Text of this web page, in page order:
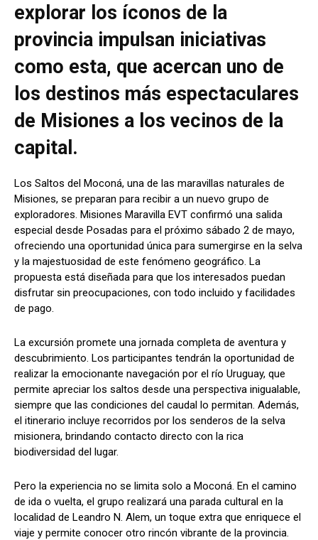
explorar los íconos de la
provincia impulsan iniciativas
como esta, que acercan uno de
los destinos más espectaculares
de Misiones a los vecinos de la
capital.
Los Saltos del Moconá, una de las maravillas naturales de
Misiones, se preparan para recibir a un nuevo grupo de
exploradores. Misiones Maravilla EVT confirmó una salida
especial desde Posadas para el próximo sábado 2 de mayo,
ofreciendo una oportunidad única para sumergirse en la selva
y la majestuosidad de este fenómeno geográfico. La
propuesta está diseñada para que los interesados puedan
disfrutar sin preocupaciones, con todo incluido y facilidades
de pago.
La excursión promete una jornada completa de aventura y
descubrimiento. Los participantes tendrán la oportunidad de
realizar la emocionante navegación por el río Uruguay, que
permite apreciar los saltos desde una perspectiva inigualable,
siempre que las condiciones del caudal lo permitan. Además,
el itinerario incluye recorridos por los senderos de la selva
misionera, brindando contacto directo con la rica
biodiversidad del lugar.
Pero la experiencia no se limita solo a Moconá. En el camino
de ida o vuelta, el grupo realizará una parada cultural en la
localidad de Leandro N. Alem, un toque extra que enriquece el
viaje y permite conocer otro rincón vibrante de la provincia.